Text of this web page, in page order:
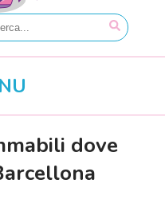
dove